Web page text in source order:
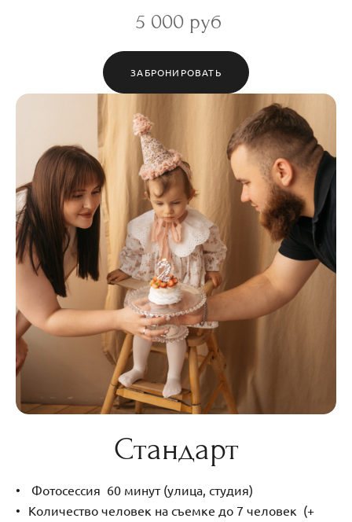
5 000 руб
ЗАБРОНИРОВАТЬ
Стандарт
Фотосессия 60 минут (улица, студия)
Количество человек на съемке до 7 человек (+